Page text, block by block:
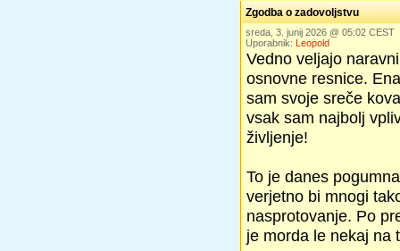
Zgodba o zadovoljstvu
sreda, 3. junij 2026 @ 05:02 CEST
Uporabnik: Leopold
Vedno veljajo
osnovne resnice.
sam svoje sreče
vsak sam najbolj
življenje!
To je danes
verjetno bi mnogi
nasprotovanje. Po
je morda le nekaj na